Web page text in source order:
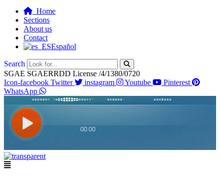
Home
Sections
About us
Contact
Español
Search
SGAE SGAERRDD License /4/1380/0720
Icon-facebook Twitter instagram Youtube
Pinterest
WhatsApp
Flyout